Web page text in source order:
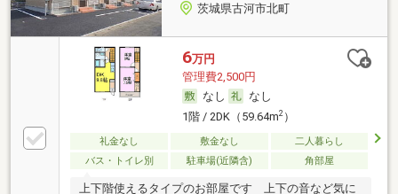
茨城県古河市北町
6万円
管理費2,500円
なし
なし
1階 / 2DK（59.64m2）
礼金なし 敷金なし
二人暮らし
バス・トイレ別
駐車場(近隣含) 角部屋
上下階使えるタイプのお部屋です 上下の音など気に